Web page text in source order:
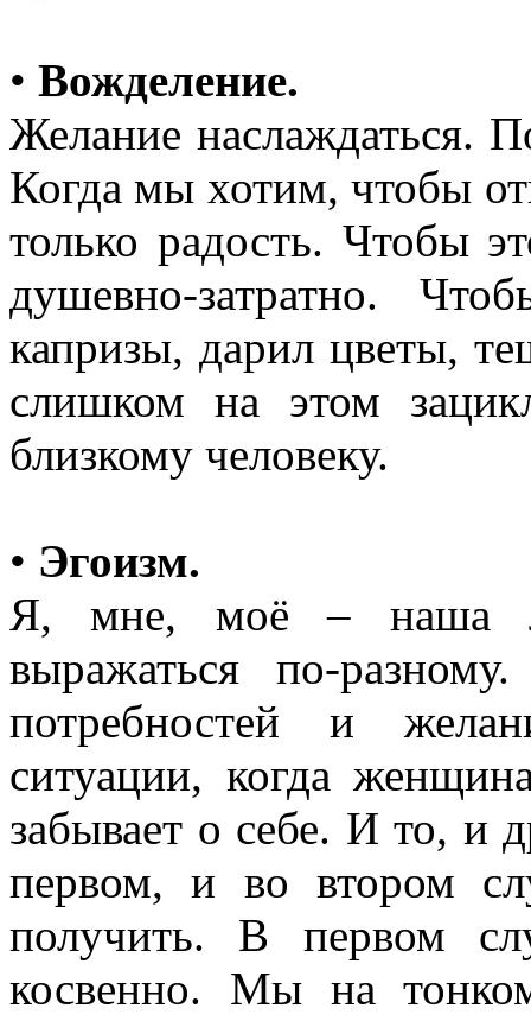
• Вожделение.
Желание наслаждаться.
Когда мы хотим, чтобы
только радость. Чтобы
душевно-затратно.
капризы, дарил цветы,
слишком на этом
близкому человеку.
• Эгоизм.
Я, мне, моё – наша
выражаться по-
потребностей и
ситуации, когда
забывает о себе. И то, и
первом, и во втором
получить. В первом
косвенно. Мы на